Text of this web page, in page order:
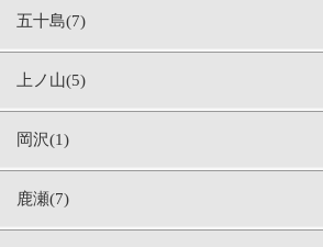
五十島(7)
上ノ山(5)
岡沢(1)
鹿瀬(7)